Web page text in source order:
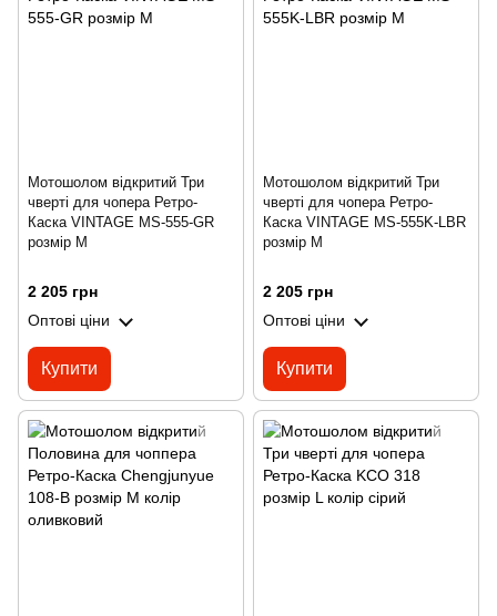
Мотошолом відкритий Три
чверті для чопера Ретро-
Каска VINTAGE MS-555-GR
розмір M
2 205 грн
Оптові ціни
Купити
Мотошолом відкритий Три
чверті для чопера Ретро-
Каска VINTAGE MS-555K-LBR
розмір M
2 205 грн
Оптові ціни
Купити